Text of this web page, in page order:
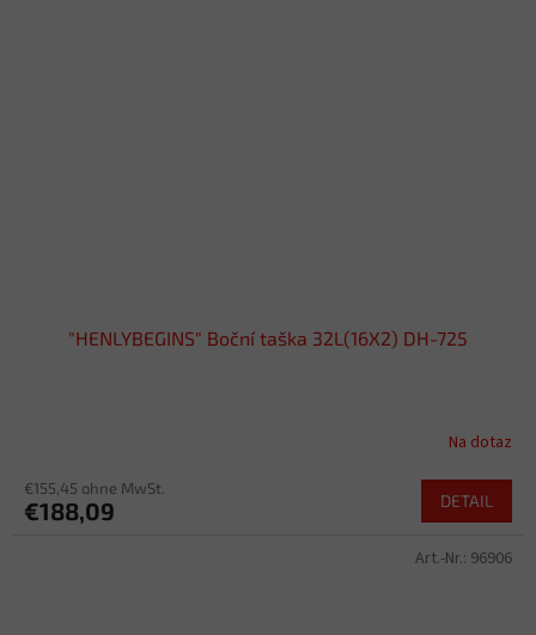
"HENLYBEGINS" Boční taška 32L(16X2) DH-725
Na dotaz
€155,45 ohne MwSt.
€188,09 DETAIL
Art.-Nr.: 96906